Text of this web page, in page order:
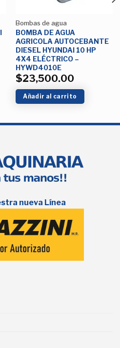
Bombas de agua
BOMBA DE AGUA
AGRICOLA AUTOCEBANTE
DIESEL HYUNDAI 10 HP
4X4 ELÉCTRICO –
HYWD4010E
$23,500.00
Añadir al carrito
nueva Línea